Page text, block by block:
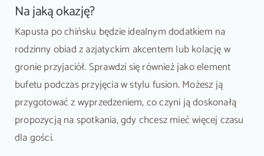
Na jaką okazję?
Kapusta po chińsku będzie idealnym dodatkiem na
rodzinny obiad z azjatyckim akcentem lub kolację w
gronie przyjaciół. Sprawdzi się również jako element
bufetu podczas przyjęcia w stylu fusion. Możesz ją
przygotować z wyprzedzeniem, co czyni ją doskonałą
propozycją na spotkania, gdy chcesz mieć więcej czasu
dla gości.